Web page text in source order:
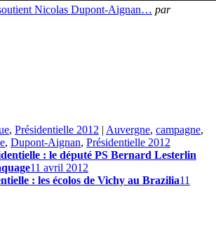
Nicolas Dupont-Aignan… par
, Présidentielle 2012 | Auvergne, campagne,
, Dupont-Aignan, Présidentielle 2012
: le député PS Bernard Lesterlin
11 avril 2012
: les écolos de Vichy au Brazilia11